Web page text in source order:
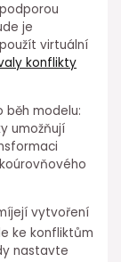
je
virtuální
⁤konflikty
běh modelu:
umožňují
vytvoření
ke konfliktům
nastavte